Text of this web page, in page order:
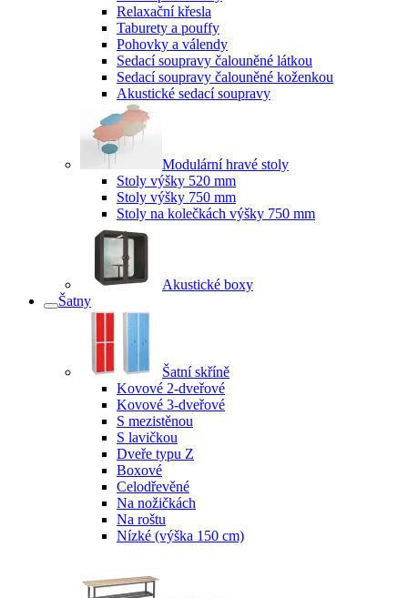
Relaxační křesla
Taburety a pouffy
Pohovky a válendy
Sedací soupravy čalouněné látkou
Sedací soupravy čalouněné koženkou
Akustické sedací soupravy
Modulární hravé stoly
Stoly výšky 520 mm
Stoly výšky 750 mm
Stoly na kolečkách výšky 750 mm
Akustické boxy
Šatny
Šatní skříně
Kovové 2-dveřové
Kovové 3-dveřové
S mezistěnou
S lavičkou
Dveře typu Z
Boxové
Celodřevěné
Na nožičkách
Na roštu
Nízké (výška 150 cm)